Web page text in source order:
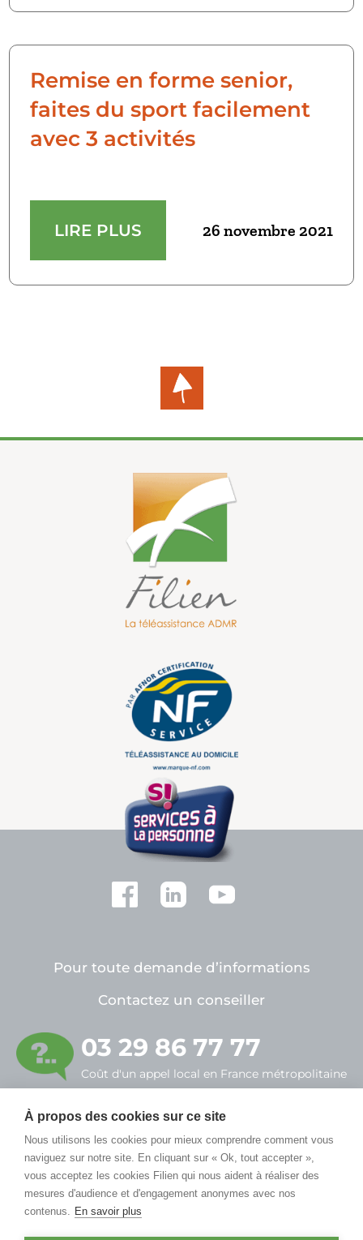
À propos des cookies sur ce site
Nous utilisons les cookies pour mieux comprendre comment vous
naviguez sur notre site. En cliquant sur « Ok, tout accepter »,
vous acceptez les cookies Filien qui nous aident à réaliser des
mesures d'audience et d'engagement anonymes avec nos
contenus. En savoir plus
Remise en forme senior,
faites du sport facilement
avec 3 activités
LIRE PLUS 26 novembre 2021
Pour toute demande d’informations
Contactez un conseiller
03 29 86 77 77
Coût d'un appel local en France métropolitaine
FILIEN ADMR
7, rue Alfred Sauvy
55430 Belleville-sur-Meuse